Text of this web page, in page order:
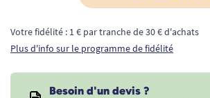
Votre fidélité : 1 € par tranche de 30 € d'achats
Plus d'info sur le programme de fidélité
Besoin d'un devis ?